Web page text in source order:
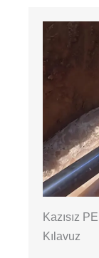
Kazısız
Kılavuz